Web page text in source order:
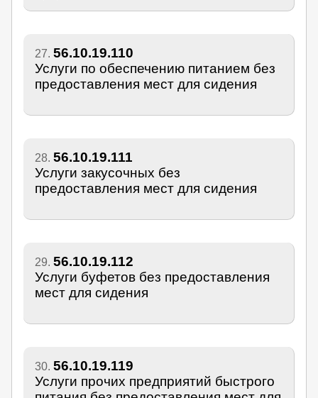
27. 56.10.19.110
Услуги по обеспечению питанием без
предоставления мест для сидения
28. 56.10.19.111
Услуги закусочных без
предоставления мест для сидения
29. 56.10.19.112
Услуги буфетов без предоставления
мест для сидения
30. 56.10.19.119
Услуги прочих предприятий быстрого